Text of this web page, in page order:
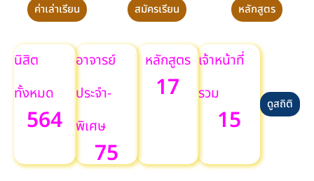
ค่าเล่าเรียน สมัครเรียน หลักสูตร
นิสิต
ทั้งหมด
564
อาจารย์
ประจำ-
พิเศษ
75
หลักสูตร
17
เจ้าหน้าที่
รวม
15
ดูสถิติ